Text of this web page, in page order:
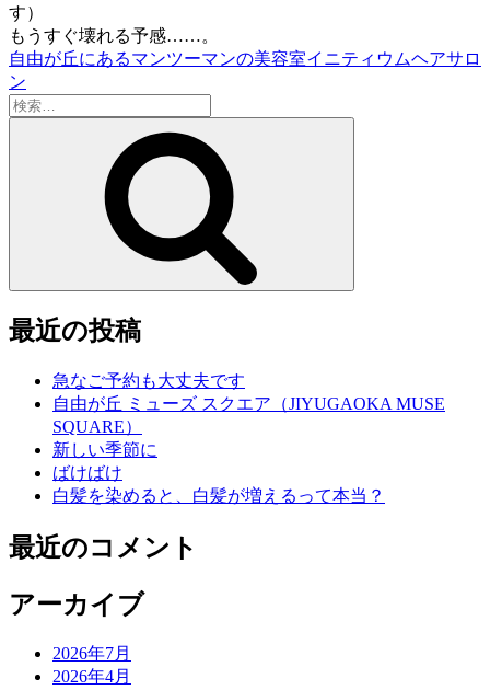
す）
もうすぐ壊れる予感……。
自由が丘にあるマンツーマンの美容室イニティウムヘアサロ
ン
検
索:
最近の投稿
急なご予約も大丈夫です
自由が丘 ミューズ スクエア（JIYUGAOKA MUSE
SQUARE）
新しい季節に
ばけばけ
白髪を染めると、白髪が増えるって本当？
最近のコメント
アーカイブ
2026年7月
2026年4月